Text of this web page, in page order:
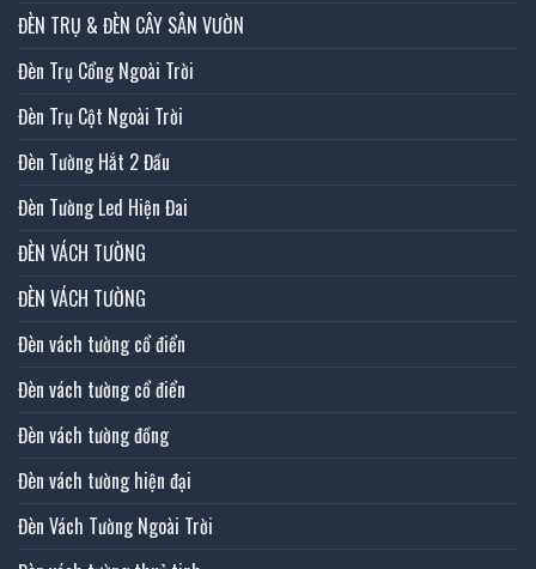
ĐÈN TRỤ & ĐÈN CÂY SÂN VƯỜN
Đèn Trụ Cổng Ngoài Trời
Đèn Trụ Cột Ngoài Trời
Đèn Tường Hắt 2 Đầu
Đèn Tường Led Hiện Đai
ĐÈN VÁCH TƯỜNG
ĐÈN VÁCH TƯỜNG
Đèn vách tường cổ điển
Đèn vách tường cổ điển
Đèn vách tường đồng
Đèn vách tường hiện đại
Đèn Vách Tường Ngoài Trời